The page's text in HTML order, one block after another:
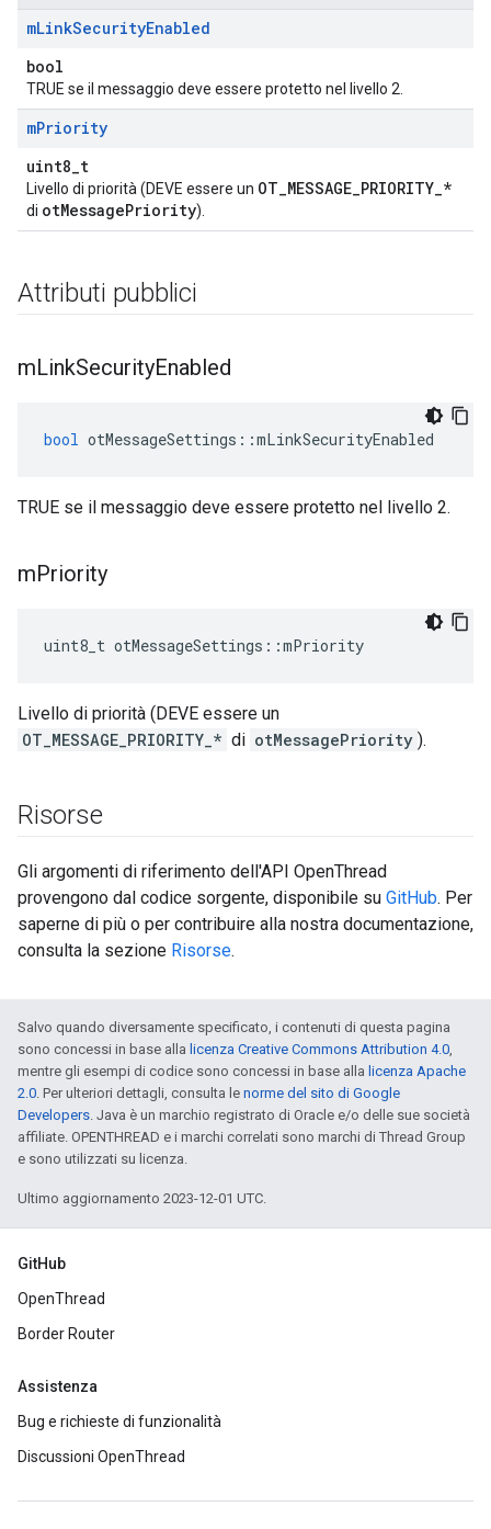
mLinkSecurityEnabled
bool
TRUE se il messaggio deve essere protetto nel livello 2.
mPriority
uint8_t
Livello di priorità (DEVE essere un OT_MESSAGE_PRIORITY_*
di otMessagePriority).
Attributi pubblici
mLinkSecurityEnabled
bool otMessageSettings ::mLinkSecurityEnabled
TRUE se il messaggio deve essere protetto nel livello 2.
mPriority
uint8_t otMessageSettings ::mPriority
Livello di priorità (DEVE essere un
OT_MESSAGE_PRIORITY_* di otMessagePriority ).
Risorse
Gli argomenti di riferimento dell'API OpenThread
provengono dal codice sorgente, disponibile su GitHub. Per
saperne di più o per contribuire alla nostra documentazione,
consulta la sezione Risorse.
Salvo quando diversamente specificato, i contenuti di questa pagina
sono concessi in base alla licenza Creative Commons Attribution 4.0,
mentre gli esempi di codice sono concessi in base alla licenza Apache
2.0. Per ulteriori dettagli, consulta le norme del sito di Google
Developers. Java è un marchio registrato di Oracle e/o delle sue società
affiliate. OPENTHREAD e i marchi correlati sono marchi di Thread Group
e sono utilizzati su licenza.
Ultimo aggiornamento 2023-12-01 UTC.
GitHub
OpenThread
Border Router
Assistenza
Bug e richieste di funzionalità
Discussioni OpenThread